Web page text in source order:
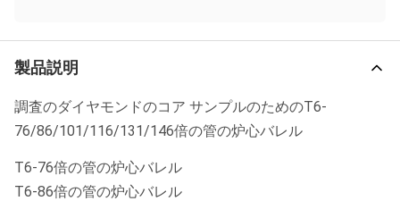
製品説明
調査のダイヤモンドのコア サンプルのためのT6-
76/86/101/116/131/146倍の管の炉心バレル
T6-76倍の管の炉心バレル
T6-86倍の管の炉心バレル